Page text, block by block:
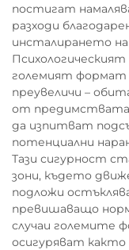
постигат
разходи
инсталирането на
големият формат
преувеличи –
от предимствата
да изпитват
потенциални
Тази сигурност
зони, където
подложи
превишаващо
случаи големите
осигуряват както